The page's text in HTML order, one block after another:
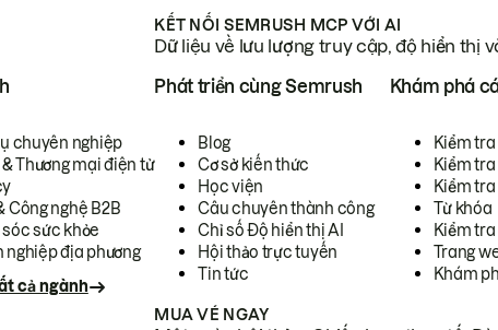
KẾT NỐI SEMRUSH MCP VỚI AI
Dữ liệu về lưu lượng truy cập, độ hiển thị
chuyên nghiệp
& Thương mại điện tử
Công nghệ B2B
sức khỏe
nghiệp địa phương
cả ngành
Phát triển cùng Semrush
Blog
Cơ sở kiến thức
Học viện
Câu chuyên thành công
Chỉ số Độ hiển thị AI
Hội thảo trực tuyến
Tin tức
Khám phá
Kiểm
Kiểm tra
Kiểm
Từ khóa
Kiểm
Trang
Khám
MUA VÉ NGAY